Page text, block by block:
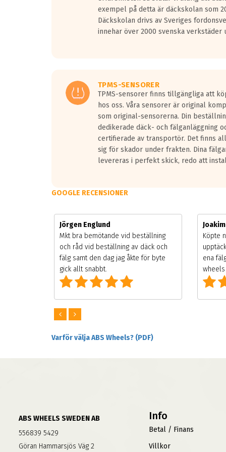
Vid körning i över 50km/h brukar
På däckmärkningen kommer det finnas en
medans de vita vågorna påvisar om det är ett tyst
Ett däck med tre svarta vågor uppnår de
exempel på detta är däckskolan som
Däckskolan drivs av Sveriges
innehar över 2000 svenska verkstäder
TPMS-SENSORER
TPMS-sensorer finns tillgängliga att
hos oss. Våra sensorer är original
som original-sensorerna. Din
dedikerade däck- och fälganläggning
certifierade av transportör. Det finns
sig för skador under frakten. Dina
levereras i perfekt skick, redo att
GOOGLE RECENSIONER
Jörgen Englund
Mkt bra bemötande vid beställning
och råd vid beställning av däck och
fälg samt den dag jag åkte för byte
gick allt snabbt.
Köpte
ena
Varför välja ABS Wheels? (PDF)
ABS WHEELS SWEDEN AB
556839 5429
Göran Hammarsjös Väg 2
Info
Betal / Finans
Villkor